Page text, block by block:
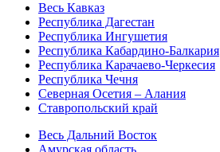
Весь Кавказ
Республика Дагестан
Республика Ингушетия
Республика Кабардино-Балкария
Республика Карачаево-Черкесия
Республика Чечня
Северная Осетия – Алания
Ставропольский край
Весь Дальний Восток
Амурская область